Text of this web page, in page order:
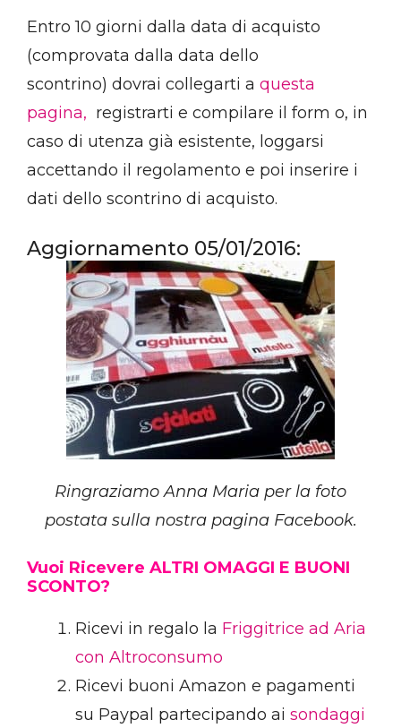
Entro 10 giorni dalla data di acquisto
(comprovata dalla data dello
scontrino) dovrai collegarti a questa
pagina, registrarti e compilare il form o, in
caso di utenza già esistente, loggarsi
accettando il regolamento e poi inserire i
dati dello scontrino di acquisto.
Aggiornamento 05/01/2016:
Ringraziamo Anna Maria per la foto
postata sulla nostra pagina Facebook.
Vuoi Ricevere ALTRI OMAGGI E BUONI
SCONTO?
Ricevi in regalo la Friggitrice ad Aria
con Altroconsumo
Ricevi buoni Amazon e pagamenti
su Paypal partecipando ai sondaggi